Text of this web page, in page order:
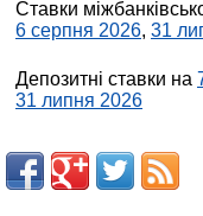
Ставки
6 серпня 2026, 31
Депозитні ставки на
31 липня 2026